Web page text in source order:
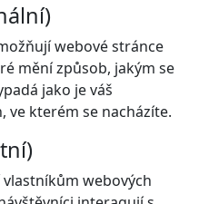
webové stránce
mění způsob, jakým se
jako je váš
ve kterém se nacházíte.
webových